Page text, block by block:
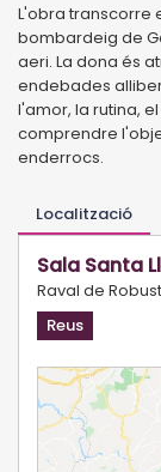
L'obra transcorre
bombardeig de
aeri. La dona és
endebades
l'amor, la rutina,
comprendre
enderrocs.
Localització
Sala Santa
Raval de
Reus